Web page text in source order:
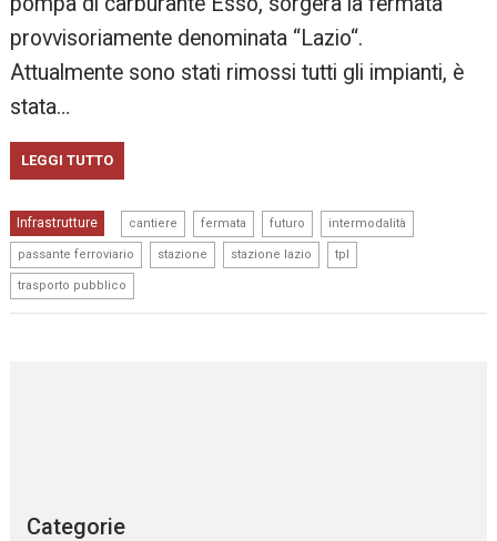
provvisoriamente denominata “Lazio“.
Attualmente sono stati rimossi tutti gli impianti, è
stata…
LEGGI TUTTO
Infrastrutture cantiere fermata futuro intermodalità
passante ferroviario stazione stazione lazio tpl
trasporto pubblico
Categorie